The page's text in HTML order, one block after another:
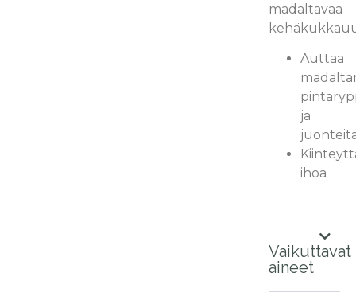
madaltavaa
Auttaa
ja
ihoa
Vaikuttavat
aineet